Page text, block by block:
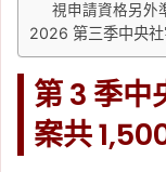
視申請資格另外
2026 第三季中央社
第 3 季中
案共